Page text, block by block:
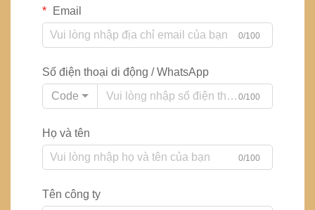
Email
0/100
Số điện thoại di động / WhatsApp
Code
0/100
Họ và tên
0/100
Tên công ty